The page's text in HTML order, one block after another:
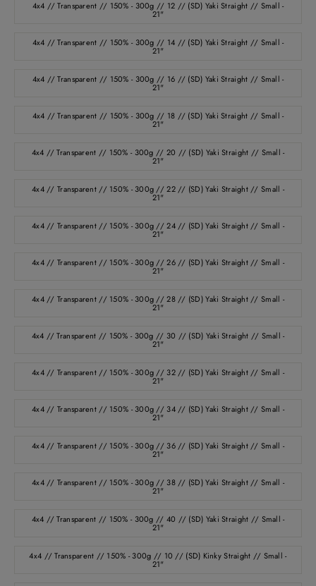
4x4 // Transparent // 150% - 300g // 12 // (SD) Yaki Straight // Small -
21"
4x4 // Transparent // 150% - 300g // 14 // (SD) Yaki Straight // Small -
21"
4x4 // Transparent // 150% - 300g // 16 // (SD) Yaki Straight // Small -
21"
4x4 // Transparent // 150% - 300g // 18 // (SD) Yaki Straight // Small -
21"
4x4 // Transparent // 150% - 300g // 20 // (SD) Yaki Straight // Small -
21"
4x4 // Transparent // 150% - 300g // 22 // (SD) Yaki Straight // Small -
21"
4x4 // Transparent // 150% - 300g // 24 // (SD) Yaki Straight // Small -
21"
4x4 // Transparent // 150% - 300g // 26 // (SD) Yaki Straight // Small -
21"
4x4 // Transparent // 150% - 300g // 28 // (SD) Yaki Straight // Small -
21"
4x4 // Transparent // 150% - 300g // 30 // (SD) Yaki Straight // Small -
21"
4x4 // Transparent // 150% - 300g // 32 // (SD) Yaki Straight // Small -
21"
4x4 // Transparent // 150% - 300g // 34 // (SD) Yaki Straight // Small -
21"
4x4 // Transparent // 150% - 300g // 36 // (SD) Yaki Straight // Small -
21"
4x4 // Transparent // 150% - 300g // 38 // (SD) Yaki Straight // Small -
21"
4x4 // Transparent // 150% - 300g // 40 // (SD) Yaki Straight // Small -
21"
4x4 // Transparent // 150% - 300g // 10 // (SD) Kinky Straight // Small -
21"